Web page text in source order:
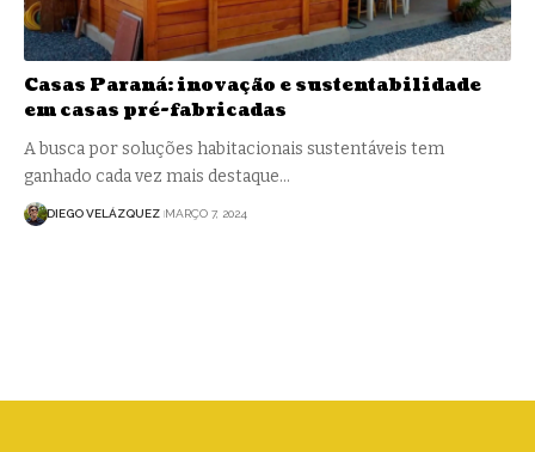
Casas Paraná: inovação e sustentabilidade
em casas pré-fabricadas
A busca por soluções habitacionais sustentáveis tem
ganhado cada vez mais destaque…
DIEGO VELÁZQUEZ MARÇO 7, 2024